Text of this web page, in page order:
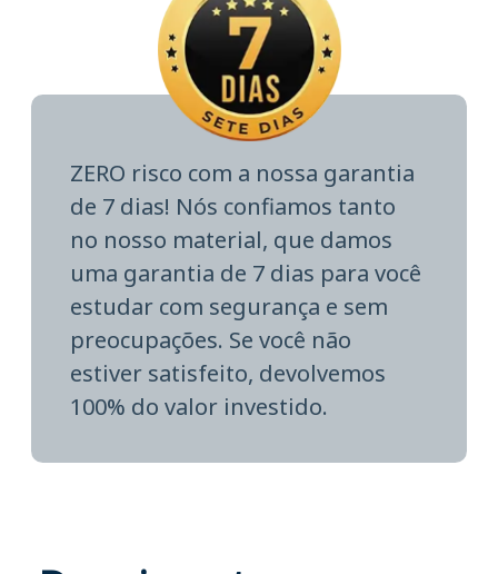
ZERO risco com a nossa garantia
de 7 dias! Nós confiamos tanto
no nosso material, que damos
uma garantia de 7 dias para você
estudar com segurança e sem
preocupações. Se você não
estiver satisfeito, devolvemos
100% do valor investido.